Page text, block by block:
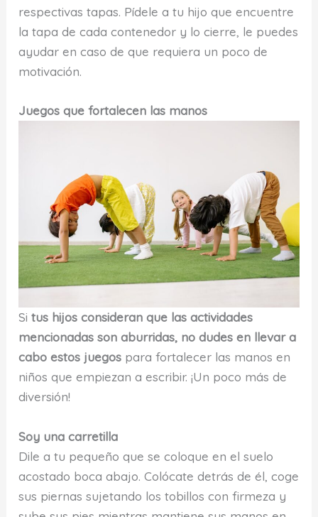
respectivas tapas. Pídele a tu hijo que encuentre
la tapa de cada contenedor y lo cierre, le puedes
ayudar en caso de que requiera un poco de
motivación.
Juegos que fortalecen las manos
Situs hijos consideran que las actividades
mencionadas son aburridas, no dudes en llevar a
cabo estos juegos para fortalecer las manos en
niños que empiezan a escribir. ¡Un poco más de
diversión!
Soy una carretilla
Dile a tu pequeño que se coloque en el suelo
acostado boca abajo. Colócate detrás de él, coge
sus piernas sujetando los tobillos con firmeza y